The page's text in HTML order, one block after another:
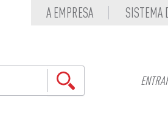
A EMPRESA SISTEMA